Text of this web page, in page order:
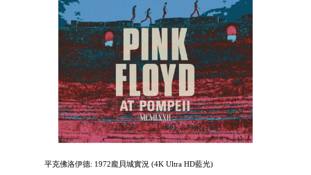
平克佛洛伊德: 1972龐貝城實況 (4K Ultra HD藍光)